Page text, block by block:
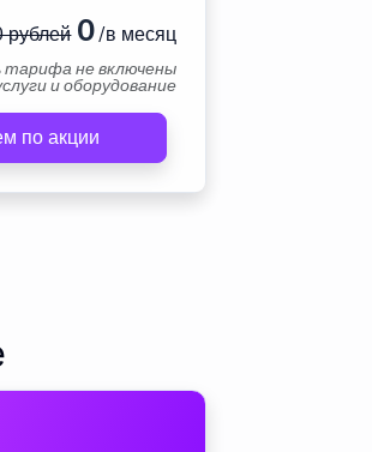
рублей0/в месяц
не включены
и оборудование
по акции